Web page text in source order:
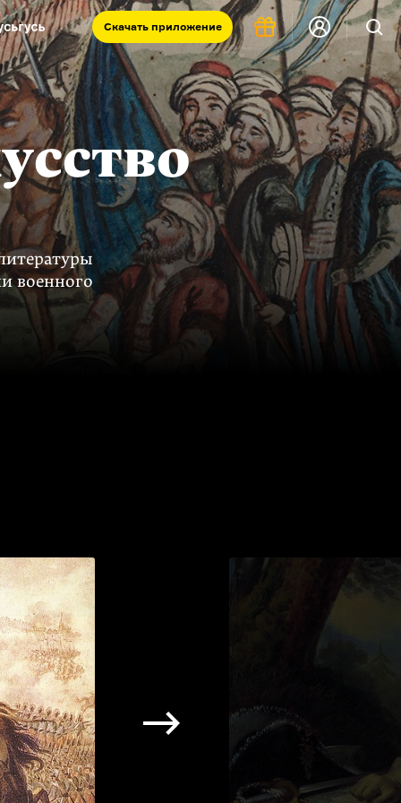
Скачать приложение
Запад и Восток: история культур
такое античность
комната
военного